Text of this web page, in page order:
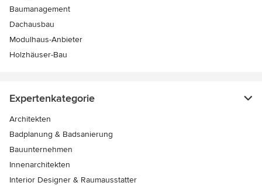
Baumanagement
Dachausbau
Modulhaus-Anbieter
Holzhäuser-Bau
Expertenkategorie
Architekten
Badplanung & Badsanierung
Bauunternehmen
Innenarchitekten
Interior Designer & Raumausstatter